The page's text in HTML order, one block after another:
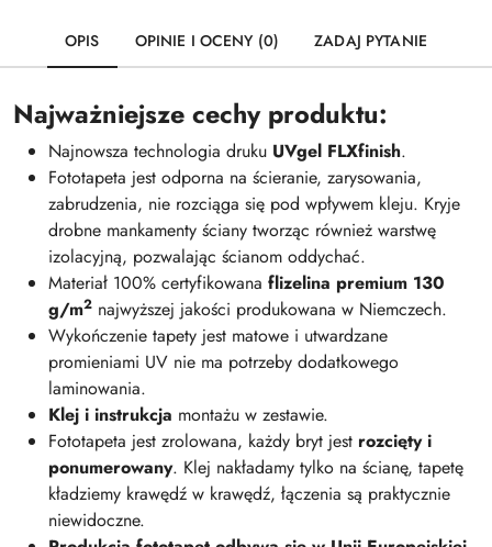
OPIS OPINIE I OCENY (0) ZADAJ PYTANIE
Najważniejsze cechy produktu:
Najnowsza technologia druku UVgel FLXfinish.
Fototapeta jest odporna na ścieranie, zarysowania,
zabrudzenia, nie rozciąga się pod wpływem kleju. Kryje
drobne mankamenty ściany tworząc również warstwę
izolacyjną, pozwalając ścianom oddychać.
Materiał 100% certyfikowana flizelina premium 130
g/m2 najwyższej jakości produkowana w Niemczech.
Wykończenie tapety jest matowe i utwardzane
promieniami UV nie ma potrzeby dodatkowego
laminowania.
Klej i instrukcja montażu w zestawie.
Fototapeta jest zrolowana, każdy bryt jest rozcięty i
ponumerowany. Klej nakładamy tylko na ścianę, tapetę
kładziemy krawędź w krawędź, łączenia są praktycznie
niewidoczne.